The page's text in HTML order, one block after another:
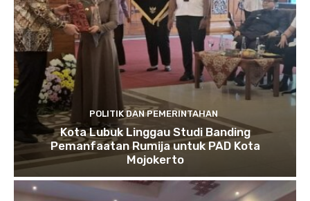
POLITIK DAN PEMERINTAHAN
Kota Lubuk Linggau Studi Banding
Pemanfaatan Rumija untuk PAD Kota
Mojokerto